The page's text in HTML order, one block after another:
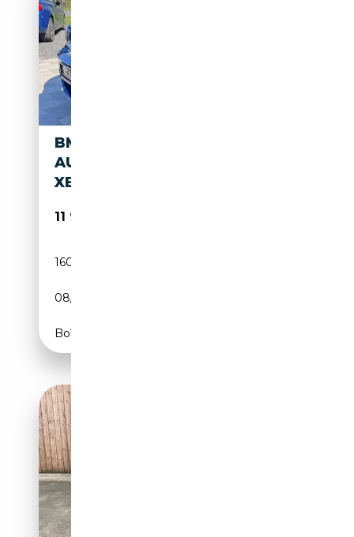
BMW 120 120D CABRIO
AUTOMATIK M PAKET LEDER
XENON NAVI
11 990€
160 000 km
08/2011
Boîte automatique